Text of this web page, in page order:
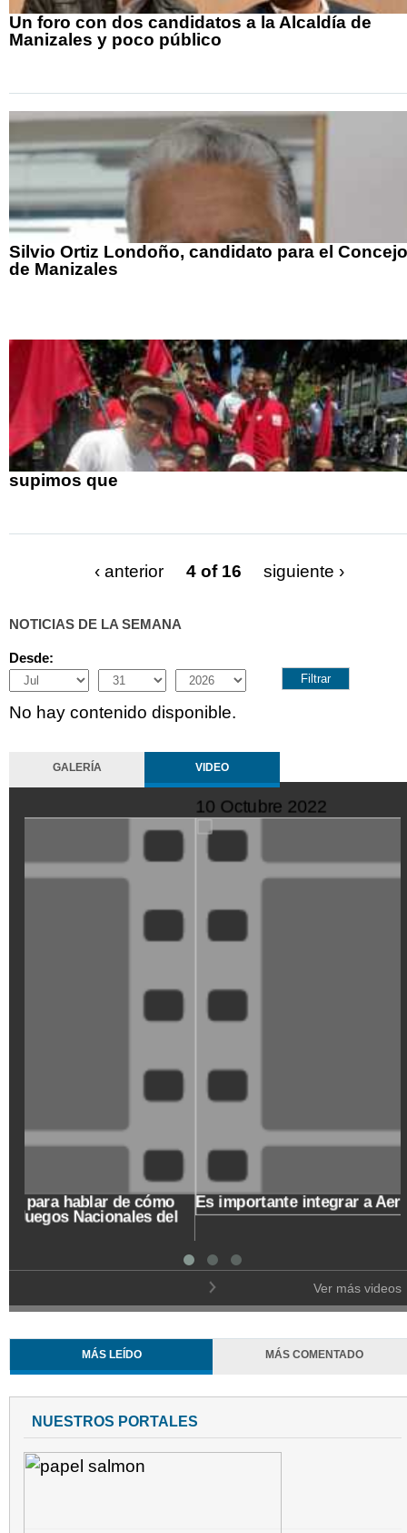
Un foro con dos candidatos a la Alcaldía de
Manizales y poco público
Silvio Ortiz Londoño, candidato para el Concejo
de Manizales
supimos que
‹ anterior 4 of 16 siguiente ›
NOTICIAS DE LA SEMANA
Desde:
Month
Day Year
No hay contenido disponible.
GALERÍA VIDEO
SeQiPrxjl-
M
Un Café de origen caldense, para hablar de cómo
recibe el departamento los Juegos Nacionales del
Ver más videos
MÁS LEÍDO MÁS COMENTADO
NUESTROS PORTALES